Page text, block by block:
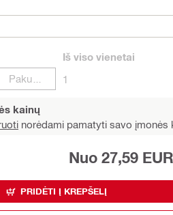
Pakuotės
Iš viso vienetai
1
kainų
norėdami pamatyti savo įmonės
Nuo 27,59 EUR
PRIDĖTI Į KREPŠELĮ